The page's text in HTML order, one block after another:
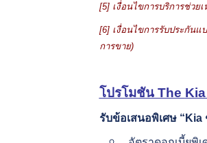
[5] เงื่อนไขการบริการช่วย
[6] เงื่อนไขการรับประกันแ
การขาย)
โปรโมชัน The
รับข้อเสนอพิเศษ “Kia